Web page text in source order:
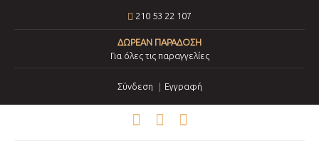
210 53 22 107
ΔΩΡΕΑΝ ΠΑΡΑΔΟΣΗ
Για όλες τις παραγγελίες
Σύνδεση Εγγραφή